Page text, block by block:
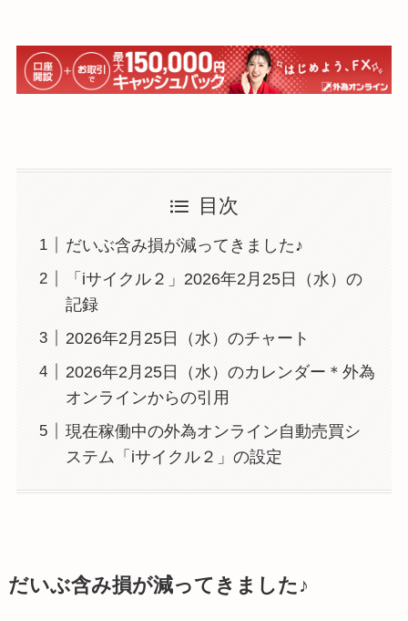
目次
だいぶ含み損が減ってきました♪
「iサイクル２」2026年2月25日（水）の
記録
2026年2月25日（水）のチャート
2026年2月25日（水）のカレンダー＊外為
オンラインからの引用
現在稼働中の外為オンライン自動売買シ
ステム「iサイクル２」の設定
だいぶ含み損が減ってきました♪